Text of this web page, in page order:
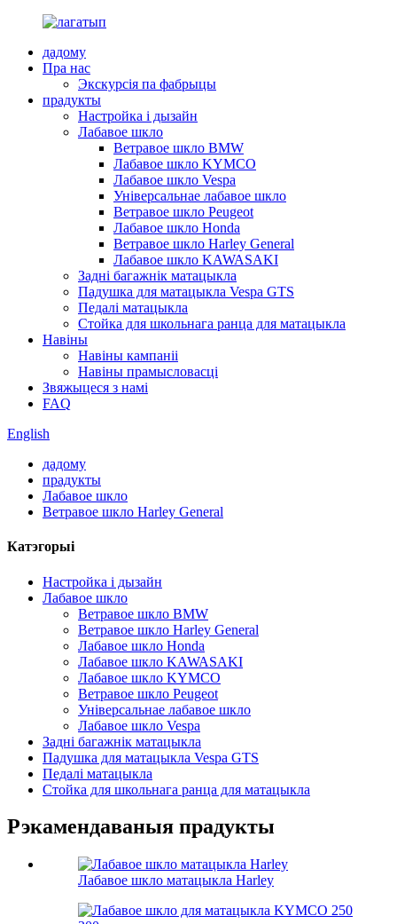
дадому
Пра нас
Экскурсія па фабрыцы
прадукты
Настройка і дызайн
Лабавое шкло
Ветравое шкло BMW
Лабавое шкло KYMCO
Лабавое шкло Vespa
Універсальнае лабавое шкло
Ветравое шкло Peugeot
Лабавое шкло Honda
Ветравое шкло Harley General
Лабавое шкло KAWASAKI
Задні багажнік матацыкла
Падушка для матацыкла Vespa GTS
Педалі матацыкла
Стойка для школьнага ранца для матацыкла
Навіны
Навіны кампаніі
Навіны прамысловасці
Звяжыцеся з намі
FAQ
English
дадому
прадукты
Лабавое шкло
Ветравое шкло Harley General
Катэгорыі
Настройка і дызайн
Лабавое шкло
Ветравое шкло BMW
Ветравое шкло Harley General
Лабавое шкло Honda
Лабавое шкло KAWASAKI
Лабавое шкло KYMCO
Ветравое шкло Peugeot
Універсальнае лабавое шкло
Лабавое шкло Vespa
Задні багажнік матацыкла
Падушка для матацыкла Vespa GTS
Педалі матацыкла
Стойка для школьнага ранца для матацыкла
Рэкамендаваныя прадукты
Лабавое шкло матацыкла Harley